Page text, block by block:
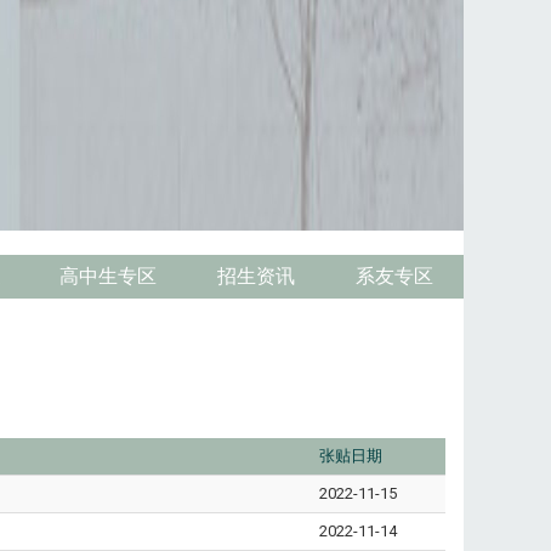
高中生专区 招生资讯 系友专区
张贴日期
2022-11-15
2022-11-14